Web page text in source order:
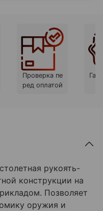
Проверка пе
ред оплатой
рукоять-
конструкции на
Позволяет
оружия и